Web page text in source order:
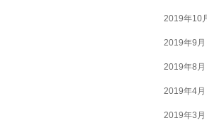
2019年10
2019年9月
2019年8月
2019年4月
2019年3月